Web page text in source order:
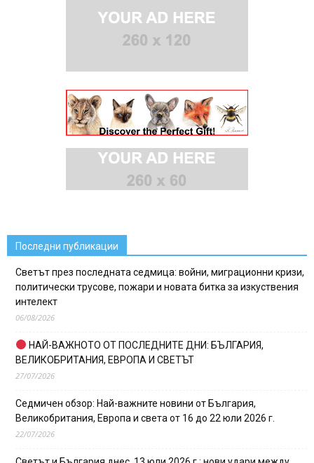
Последни публикации
Светът през последната седмица: войни, миграционни кризи,
политически трусове, пожари и новата битка за изкуствения
интелект
06/08/2026
НАЙ-ВАЖНОТО ОТ ПОСЛЕДНИТЕ ДНИ: БЪЛГАРИЯ,
ВЕЛИКОБРИТАНИЯ, ЕВРОПА И СВЕТЪТ
27/07/2026
Седмичен обзор: Най-важните новини от България,
Великобритания, Европа и света от 16 до 22 юли 2026 г.
22/07/2026